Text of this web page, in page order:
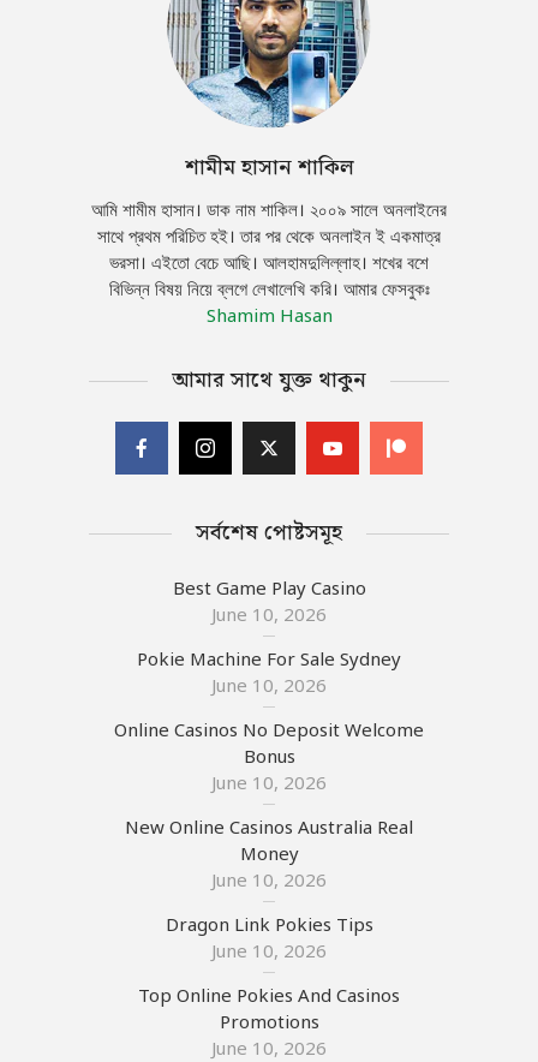
শামীম হাসান শাকিল
আমি শামীম হাসান। ডাক নাম শাকিল। ২০০৯ সালে অনলাইনের
সাথে প্রথম পরিচিত হই। তার পর থেকে অনলাইন ই একমাত্র
ভরসা। এইতো বেচে আছি। আলহামদুলিল্লাহ। শখের বশে
বিভিন্ন বিষয় নিয়ে ব্লগে লেখালেখি করি। আমার ফেসবুকঃ
Shamim Hasan
আমার সাথে যুক্ত থাকুন
সর্বশেষ পোষ্টসমূহ
Best Game Play Casino
June 10, 2026
Pokie Machine For Sale Sydney
June 10, 2026
Online Casinos No Deposit Welcome
Bonus
June 10, 2026
New Online Casinos Australia Real
Money
June 10, 2026
Dragon Link Pokies Tips
June 10, 2026
Top Online Pokies And Casinos
Promotions
June 10, 2026